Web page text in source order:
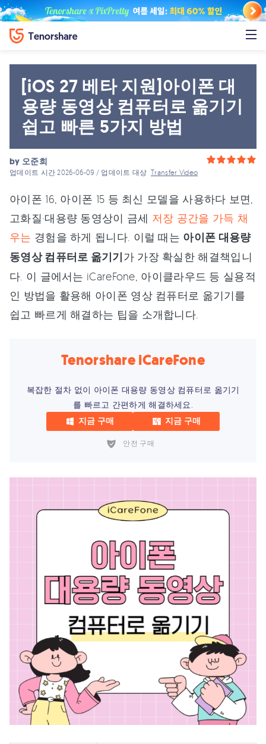
[iOS 27 베타 지원]아이폰 대
용량 동영상 컴퓨터로 옮기기
쉽고 빠른 5가지 방법
by 오준희
업데이트 시간 2026-06-09 / 업데이트 대상Transfer Video
아이폰 16, 아이폰 15 등 최신 모델을 사용하다 보면,
고화질·대용량 동영상이 금세 저장 공간을 가득 채
우는 경험을 하게 됩니다. 이럴 때는 아이폰 대용량
동영상 컴퓨터로 옮기기가 가장 확실한 해결책입니
다. 이 글에서는 iCareFone, 아이클라우드 등 실용적
인 방법을 활용해 아이폰 영상 컴퓨터로 옮기기를
쉽고 빠르게 해결하는 팁을 소개합니다.
Tenorshare iCareFone
복잡한 절차 없이 아이폰 대용량 동영상 컴퓨터로 옮기기
를 빠르고 간편하게 해결하세요.
지금 구매 지금 구매
안전 구매